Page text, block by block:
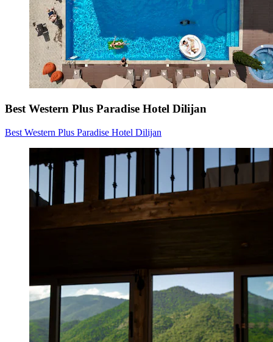
Best Western Plus Paradise Hotel Dilijan
Best Western Plus Paradise Hotel Dilijan